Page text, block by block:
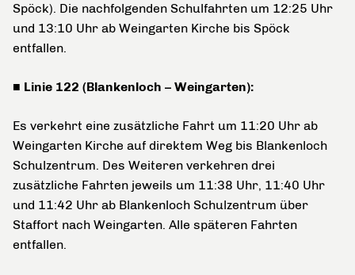
Spöck). Die nachfolgenden Schulfahrten um 12:25 Uhr
und 13:10 Uhr ab Weingarten Kirche bis Spöck
entfallen.
■ Linie 122 (Blankenloch – Weingarten):
Es verkehrt eine zusätzliche Fahrt um 11:20 Uhr ab
Weingarten Kirche auf direktem Weg bis Blankenloch
Schulzentrum. Des Weiteren verkehren drei
zusätzliche Fahrten jeweils um 11:38 Uhr, 11:40 Uhr
und 11:42 Uhr ab Blankenloch Schulzentrum über
Staffort nach Weingarten. Alle späteren Fahrten
entfallen.